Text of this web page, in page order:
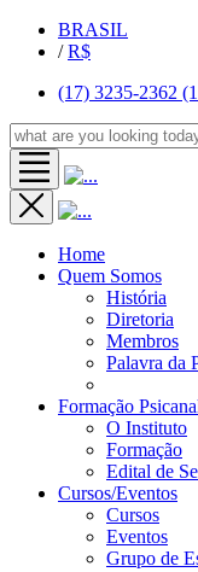
BRASIL
/ R$
(17) 3235-2362
Home
Quem Somos
História
Diretoria
Membros
Palavra da
Formação
O Instituto
Formação
Edital de
Cursos/Eventos
Cursos
Eventos
Grupo de